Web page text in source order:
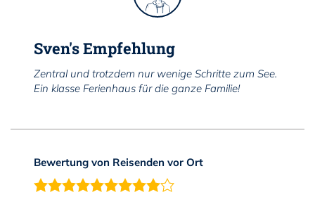
Sven's Empfehlung
Zentral und trotzdem nur wenige Schritte zum See.
Ein klasse Ferienhaus für die ganze Familie!
Bewertung von Reisenden vor Ort